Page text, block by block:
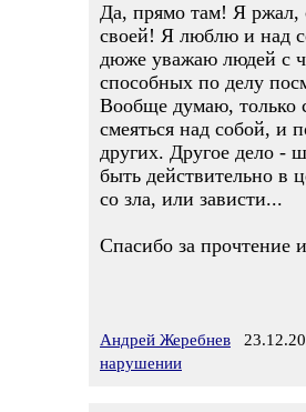
Да, прямо там! Я ржал,
своей! Я люблю и над
дюже уважаю людей с
способных по делу
Вообще думаю, только
смеяться над собой, и
других. Другое дело -
быть действительно в
со зла, или зависти...
Спасибо за прочтение
Андрей Жеребнев
нарушении